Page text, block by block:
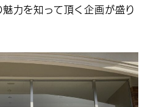
力を知って頂く企画が盛り